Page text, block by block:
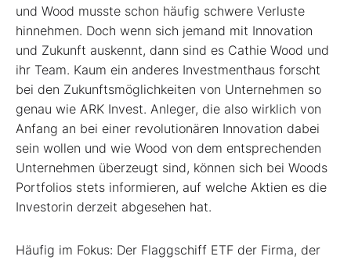
und Wood musste schon häufig schwere Verluste
hinnehmen. Doch wenn sich jemand mit Innovation
und Zukunft auskennt, dann sind es Cathie Wood und
ihr Team. Kaum ein anderes Investmenthaus forscht
bei den Zukunftsmöglichkeiten von Unternehmen so
genau wie ARK Invest. Anleger, die also wirklich von
Anfang an bei einer revolutionären Innovation dabei
sein wollen und wie Wood von dem entsprechenden
Unternehmen überzeugt sind, können sich bei Woods
Portfolios stets informieren, auf welche Aktien es die
Investorin derzeit abgesehen hat.
Häufig im Fokus: Der Flaggschiff ETF der Firma, der